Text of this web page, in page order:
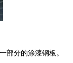
部分的涂漆钢板。